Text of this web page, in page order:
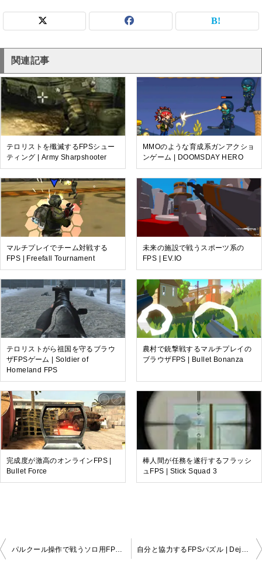
関連記事
テロリストを殲滅するFPSシュー
ティング | Army Sharpshooter
MMOのような育成系ガンアクショ
ンゲーム | DOOMSDAY HERO
マルチプレイでチーム対戦する
FPS | Freefall Tournament
未来の施設で戦うスポーツ系の
FPS | EV.IO
テロリストがら祖国を守るブラウ
ザFPSゲーム | Soldier of
Homeland FPS
農村で銃撃戦するマルチプレイの
ブラウザFPS | Bullet Bonanza
完成度が激高のオンラインFPS |
Bullet Force
棒人間が任務を遂行するフラッシ
ュFPS | Stick Squad 3
投
稿
パルクール操作で戦うソロ用FPS | Hell Shooter 自分と協力するFPSパズル | Deja Boom